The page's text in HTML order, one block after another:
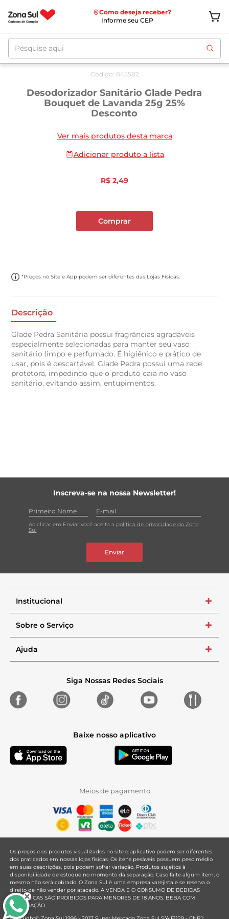
Como deseja receber?
Informe seu CEP
Pesquise aqui
Código: 845582
Desodorizador Sanitário Glade Pedra
Bouquet de Lavanda 25g 25%
Desconto
Ver mais produtos desta marca
Adicionar produto a lista
R$ 2,49
Comprar
*Preços no Site e App podem ser diferentes das Lojas Físicas.
Descrição
Glade Pedra Sanitária possui fragrâncias agradáveis
especialmente selecionadas para manter seu vaso
sanitário limpo e perfumado. É higiênico e prático de
usar, pois é descartável. Glade Pedra possui uma rede
protetora, impedindo que o produto caia no vaso
sanitário, evitando assim, entupimentos.
Inscreva-se na nossa Newsletter!
Ao clicar em Enviar você aceita a política de privacidade do Zona
Sul
Enviar
Institucional +
Sobre o Serviço +
Ajuda +
Siga Nossas Redes Sociais
Baixe nosso aplicativo
Meios de pagamento
Os preços e os produtos visualizados no site e aplicativo podem ser diferentes
dos praticados em nossas lojas físicas. Os itens pesáveis possuem peso médio
em suas descrições, pois podem sofrer variação. Produtos sujeitos à
disponibilidade de estoque no momento da separação. Caso falte algum item, o
mesmo não será cobrado. O Zona Sul é uma empresa varejista e se reserva o
direito de não vender por atacado. A VENDA E O CONSUMO DE BEBIDAS
ALCOÓLICAS SÃO PROIBIDOS PARA MENORES DE 18 ANOS. BEBA COM
MODERAÇÃO.